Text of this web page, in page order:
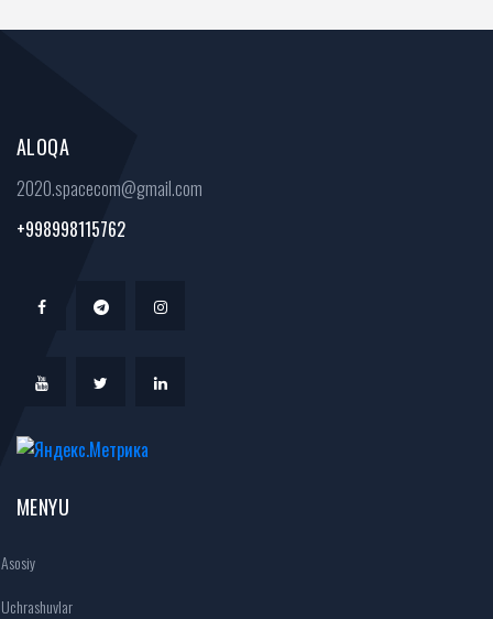
ALOQA
2020.spacecom@gmail.com
+998998115762
MENYU
Asosiy
Uchrashuvlar